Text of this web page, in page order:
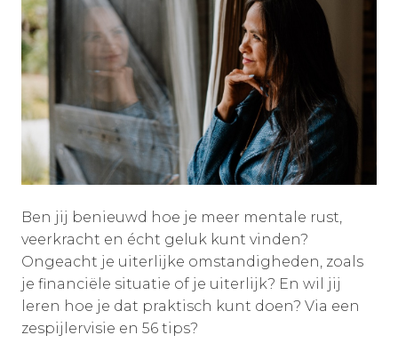
Ben jij benieuwd hoe je meer mentale rust,
veerkracht en écht geluk kunt vinden?
Ongeacht je uiterlijke omstandigheden, zoals
je financiële situatie of je uiterlijk? En wil jij
leren hoe je dat praktisch kunt doen? Via een
zespijlervisie en 56 tips?